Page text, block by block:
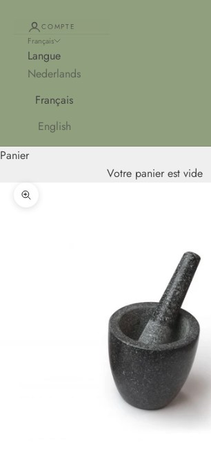
COMPTE
Français
Langue
Nederlands
Français
English
Panier
Votre panier est vide
Zoomer sur l'image